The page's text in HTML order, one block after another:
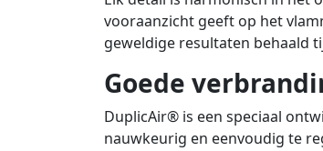
vooraanzicht geeft op het
geweldige resultaten behaald
Goede
DuplicAir® is een speciaal
nauwkeurig en eenvoudig te